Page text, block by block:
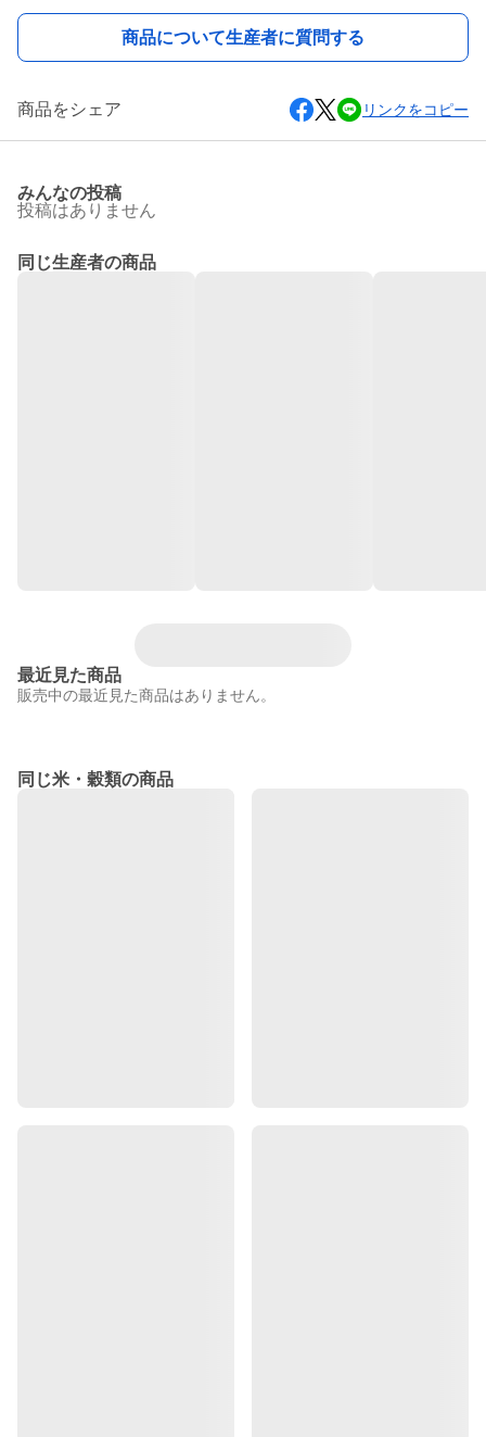
商品について生産者に質問する
商品をシェア リンクをコピー
みんなの投稿
投稿はありません
同じ生産者の商品
最近見た商品
販売中の最近見た商品はありません。
同じ米・穀類の商品